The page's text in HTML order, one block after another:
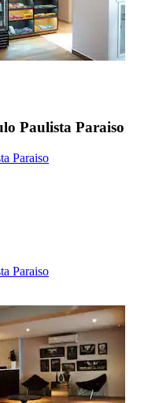
Paulista Paraiso
Paraiso
Paraiso